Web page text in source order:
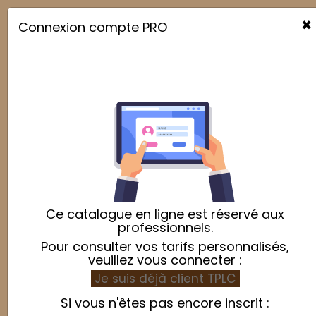

Les colis sont généralement expédiés en mode de livraison
standard sous 48h à 72h après accusé de réception de la
commande, ou selon la date indiquée.
Ils sont expédiés via nos partenaires transporteurs. Le prix
de la livraison dépend :
du transporteur utilisé
du mode standard ou express
×
Connexion compte PRO
Ce catalogue en ligne est réservé aux
professionnels.
Pour consulter vos tarifs personnalisés,
veuillez vous connecter :
Je suis déjà client TPLC
Si vous n'êtes pas encore inscrit :